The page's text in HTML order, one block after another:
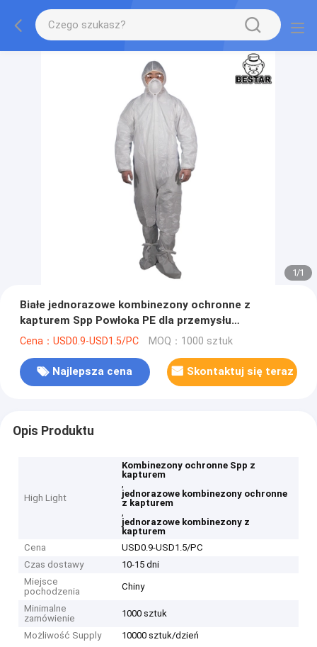
1/1
Białe jednorazowe kombinezony ochronne z
kapturem Spp Powłoka PE dla przemysłu
spożywczego
Cena：USD0.9-USD1.5/PC MOQ：1000 sztuk
Najlepsza cena Skontaktuj się teraz
Opis Produktu
High Light
Kombinezony ochronne Spp z
kapturem
,
jednorazowe kombinezony ochronne
z kapturem
,
jednorazowe kombinezony z
kapturem
Cena
USD0.9-USD1.5/PC
Czas dostawy
10-15 dni
Miejsce
pochodzenia
Chiny
Minimalne
zamówienie
1000 sztuk
Możliwość Supply 10000 sztuk/dzień